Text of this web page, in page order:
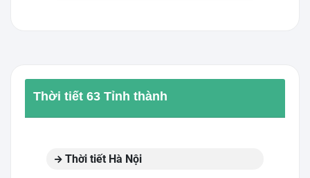
Thời tiết 63 Tỉnh thành
Thời tiết Hà Nội